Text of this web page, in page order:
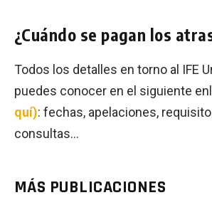
¿Cuándo se pagan los
Todos los detalles en torno al IFE
puedes conocer en el siguiente
quí): fechas, apelaciones,
consultas…
MÁS PUBLICACIONES